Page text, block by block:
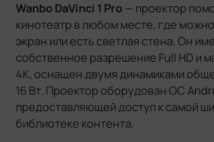
Wanbo DaVinci 1 Pro— проектор
кинотеатр в любом месте, где
экран или есть светлая стена. Он
собственное разрешение Full HD и
4К, оснащен двумя динамиками
16 Вт. Проектор оборудован OC
предоставляющей доступ к самой
библиотеке контента.